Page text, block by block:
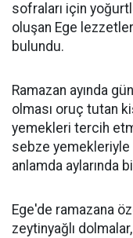
sofraları için
oluşan Ege
bulundu.
Ramazan ayında
olması oruç tutan
yemekleri tercih
sebze yemekleriyle
anlamda aylarında
Ege'de ramazana
zeytinyağlı